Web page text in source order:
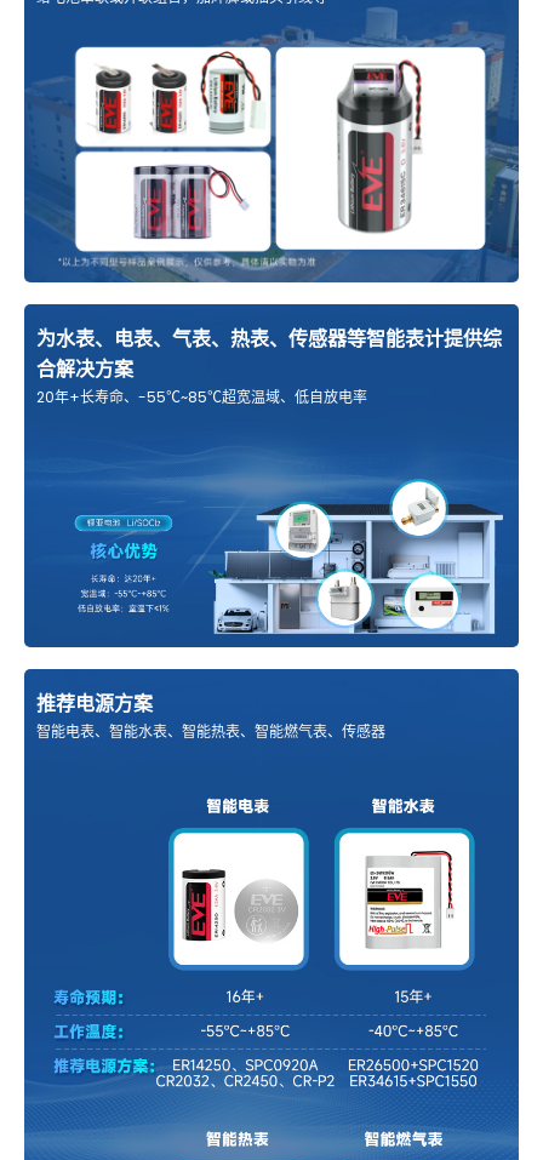
为水表、电表、气表、热表、传感器等智能表计提供综
合解决方案
20年+长寿命、-55℃~85℃超宽温域、低自放电率
推荐电源方案
智能电表、智能水表、智能热表、智能燃气表、传感器